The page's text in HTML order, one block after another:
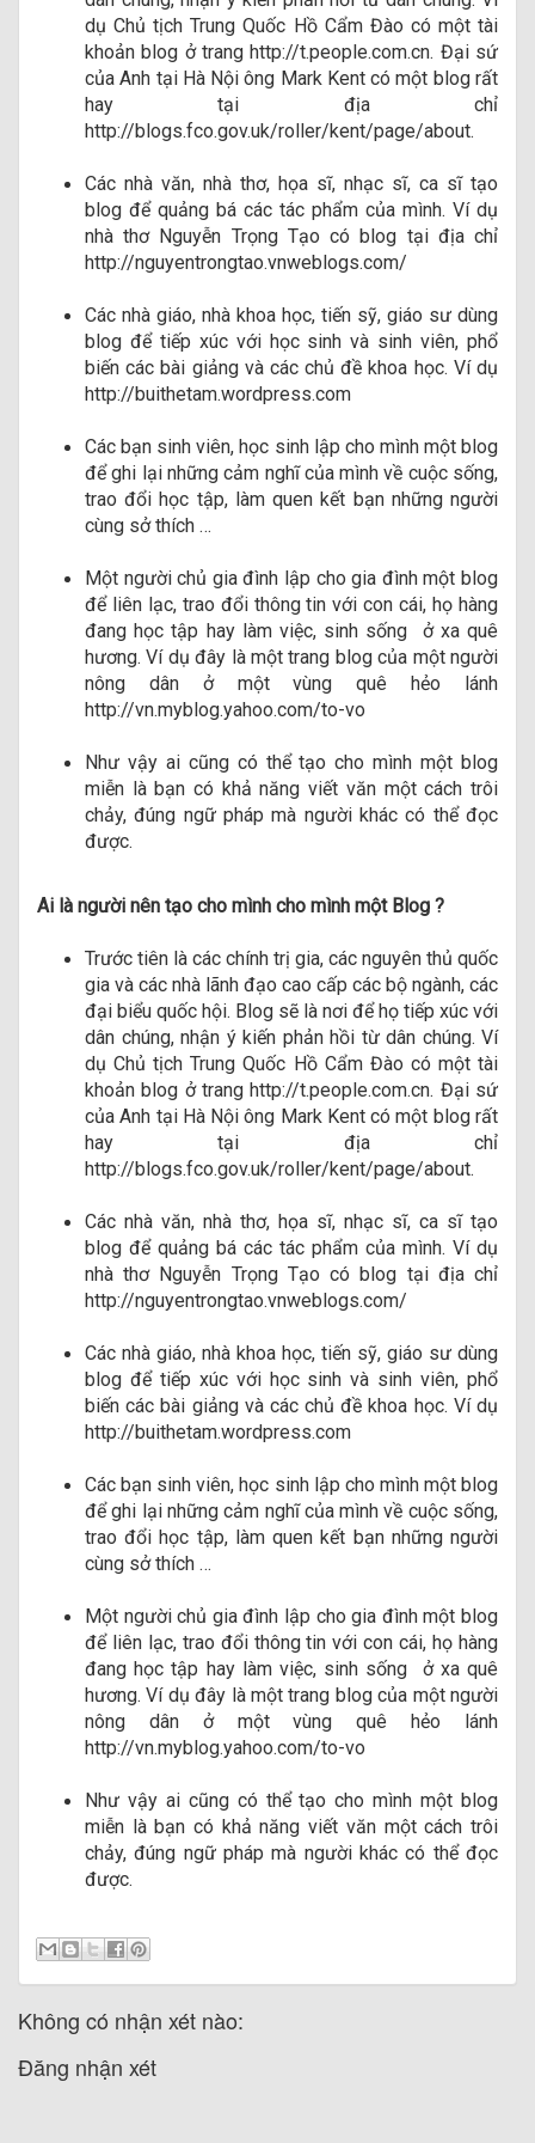
dụ Chủ tịch Trung Quốc Hồ Cẩm Đào có một tài
khoản blog ở trang http://t.people.com.cn. Đại sứ
của Anh tại Hà Nội ông Mark Kent có một blog rất
hay tại địa chỉ
http://blogs.fco.gov.uk/roller/kent/page/about.
Các nhà văn, nhà thơ, họa sĩ, nhạc sĩ, ca sĩ tạo
blog để quảng bá các tác phẩm của mình. Ví dụ
nhà thơ Nguyễn Trọng Tạo có blog tại địa chỉ
http://nguyentrongtao.vnweblogs.com/
Các nhà giáo, nhà khoa học, tiến sỹ, giáo sư dùng
blog để tiếp xúc với học sinh và sinh viên, phổ
biến các bài giảng và các chủ đề khoa học. Ví dụ
http://buithetam.wordpress.com
Các bạn sinh viên, học sinh lập cho mình một blog
để ghi lại những cảm nghĩ của mình về cuộc sống,
trao đổi học tập, làm quen kết bạn những người
cùng sở thích …
Một người chủ gia đình lập cho gia đình một blog
để liên lạc, trao đổi thông tin với con cái, họ hàng
đang học tập hay làm việc, sinh sống ở xa quê
hương. Ví dụ đây là một trang blog của một người
nông dân ở một vùng quê hẻo lánh
http://vn.myblog.yahoo.com/to-vo
Như vậy ai cũng có thể tạo cho mình một blog
miễn là bạn có khả năng viết văn một cách trôi
chảy, đúng ngữ pháp mà người khác có thể đọc
được.
Ai là người nên tạo cho mình cho mình một Blog ?
Trước tiên là các chính trị gia, các nguyên thủ quốc
gia và các nhà lãnh đạo cao cấp các bộ ngành, các
đại biểu quốc hội. Blog sẽ là nơi để họ tiếp xúc với
dân chúng, nhận ý kiến phản hồi từ dân chúng. Ví
dụ Chủ tịch Trung Quốc Hồ Cẩm Đào có một tài
khoản blog ở trang http://t.people.com.cn. Đại sứ
của Anh tại Hà Nội ông Mark Kent có một blog rất
hay tại địa chỉ
http://blogs.fco.gov.uk/roller/kent/page/about.
Các nhà văn, nhà thơ, họa sĩ, nhạc sĩ, ca sĩ tạo
blog để quảng bá các tác phẩm của mình. Ví dụ
nhà thơ Nguyễn Trọng Tạo có blog tại địa chỉ
http://nguyentrongtao.vnweblogs.com/
Các nhà giáo, nhà khoa học, tiến sỹ, giáo sư dùng
blog để tiếp xúc với học sinh và sinh viên, phổ
biến các bài giảng và các chủ đề khoa học. Ví dụ
http://buithetam.wordpress.com
Các bạn sinh viên, học sinh lập cho mình một blog
để ghi lại những cảm nghĩ của mình về cuộc sống,
trao đổi học tập, làm quen kết bạn những người
cùng sở thích …
Một người chủ gia đình lập cho gia đình một blog
để liên lạc, trao đổi thông tin với con cái, họ hàng
đang học tập hay làm việc, sinh sống ở xa quê
hương. Ví dụ đây là một trang blog của một người
nông dân ở một vùng quê hẻo lánh
http://vn.myblog.yahoo.com/to-vo
Như vậy ai cũng có thể tạo cho mình một blog
miễn là bạn có khả năng viết văn một cách trôi
chảy, đúng ngữ pháp mà người khác có thể đọc
được.
Không có nhận xét nào:
Đăng nhận xét